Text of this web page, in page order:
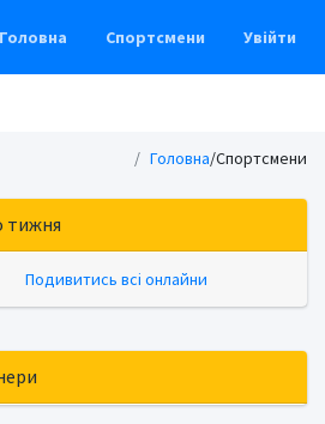
Головна Спортсмени Увійти
Головна/Спортсмени
тижня
Подивитись всі онлайни